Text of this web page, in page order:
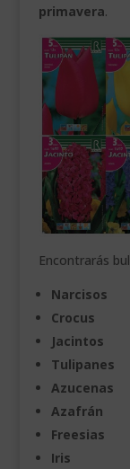
primavera.
Encontrarás
Narcisos
Crocus
Jacintos
Tulipanes
Azucenas
Azafrán
Freesias
Iris